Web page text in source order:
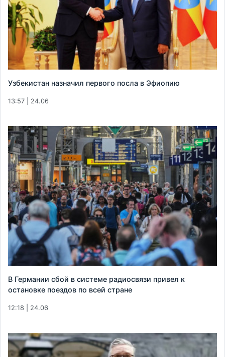
Узбекистан назначил первого посла в Эфиопию
13:57 | 24.06
В Германии сбой в системе радиосвязи привел к
остановке поездов по всей стране
12:18 | 24.06